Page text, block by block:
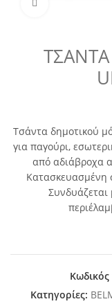
ΤΣΑΝΤΑ
Τσάντα δημοτικού
για παγούρι,
από αδιάβροχα
Κατασκευασμένη
Συνδυάζεται
Κατηγορίες: